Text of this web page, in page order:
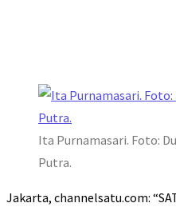
Ita Purnamasari. Foto:
Putra.
Jakarta, channelsatu.com: